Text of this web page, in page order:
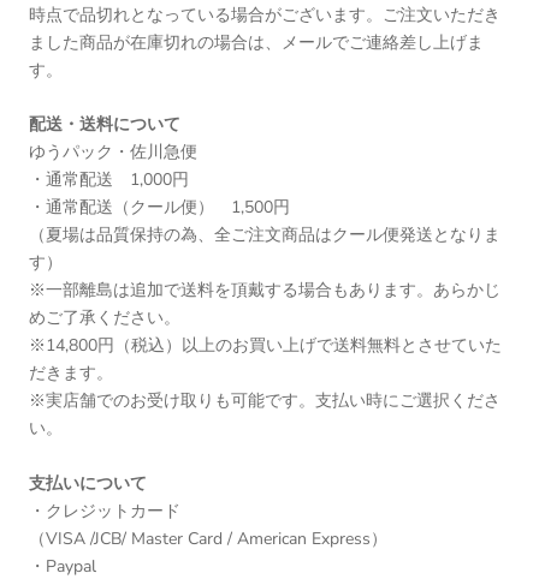
時点で品切れとなっている場合がございます。ご注文いただき
ました商品が在庫切れの場合は、メールでご連絡差し上げま
す。
配送・送料について
ゆうパック・佐川急便
・通常配送 1,000円
・通常配送（クール便） 1,500円
（夏場は品質保持の為、全ご注文商品はクール便発送となりま
す）
※一部離島は追加で送料を頂戴する場合もあります。あらかじ
めご了承ください。
※14,800円（税込）以上のお買い上げで送料無料とさせていた
だきます。
※実店舗でのお受け取りも可能です。支払い時にご選択くださ
い。
支払いについて
・クレジットカード
（VISA /JCB/ Master Card / American Express）
・Paypal